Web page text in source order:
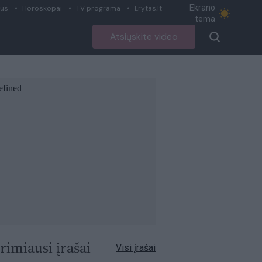
Horoskopai TV programa Lrytas.lt
Ekrano
tema
Atsiųskite video
įrašai Visi įrašai